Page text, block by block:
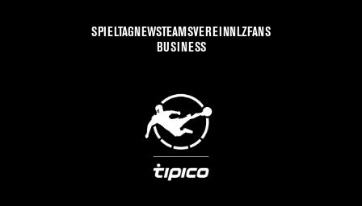
SPIELTAGNEWSTEAMSVEREINNLZFANS
BUSINESS